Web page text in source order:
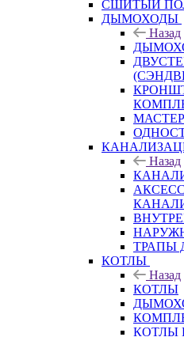
СШИТЫЙ
ДЫМОХОДЫ
Назад
Назад
ТРАПЫ
КОТЛЫ
Назад
КОТЛЫ
КОТЛЫ